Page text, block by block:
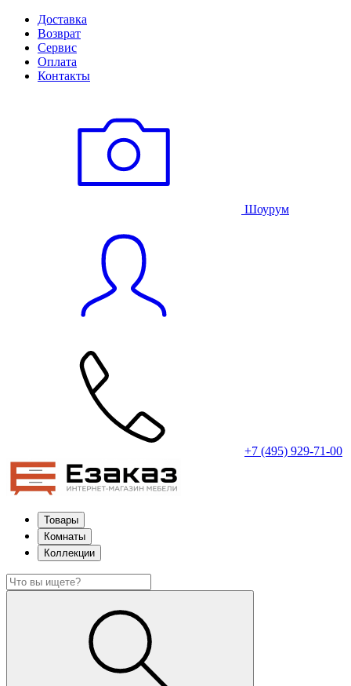
Доставка
Возврат
Сервис
Оплата
Контакты
Шоурум
+7 (495) 929-71-00
Товары
Комнаты
Коллекции